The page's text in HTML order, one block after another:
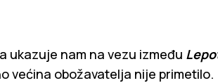
ukazuje nam na vezu između
većina obožavatelja nije primetilo.